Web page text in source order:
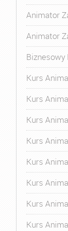
Animator
Animator
Biznesowy
Kurs
Kurs
Kurs
Kurs
Kurs
Kurs
Kurs
Kurs